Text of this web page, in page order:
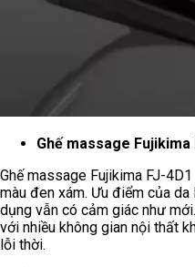
Ghế massage Fujikima
Ghế massage Fujikima FJ-
màu đen xám. Ưu điểm của
dụng vẫn có cảm giác như
với nhiều không gian nội thất
lỗi thời.